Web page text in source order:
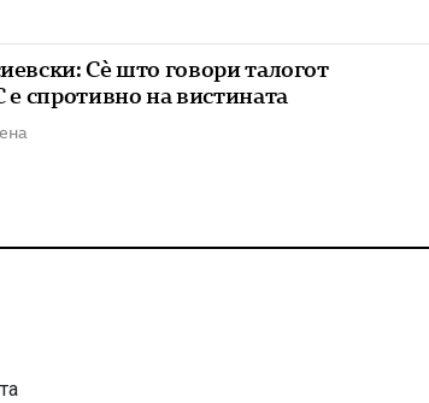
Сè што говори талогот
е спротивно на вистината